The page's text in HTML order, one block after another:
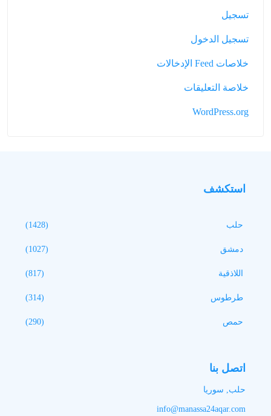
تسجيل
تسجيل الدخول
خلاصات Feed الإدخالات
خلاصة التعليقات
WordPress.org
استكشف
حلب (1428)
دمشق (1027)
اللاذقية (817)
طرطوس (314)
حمص (290)
اتصل بنا
حلب, سوريا
info@manassa24aqar.com